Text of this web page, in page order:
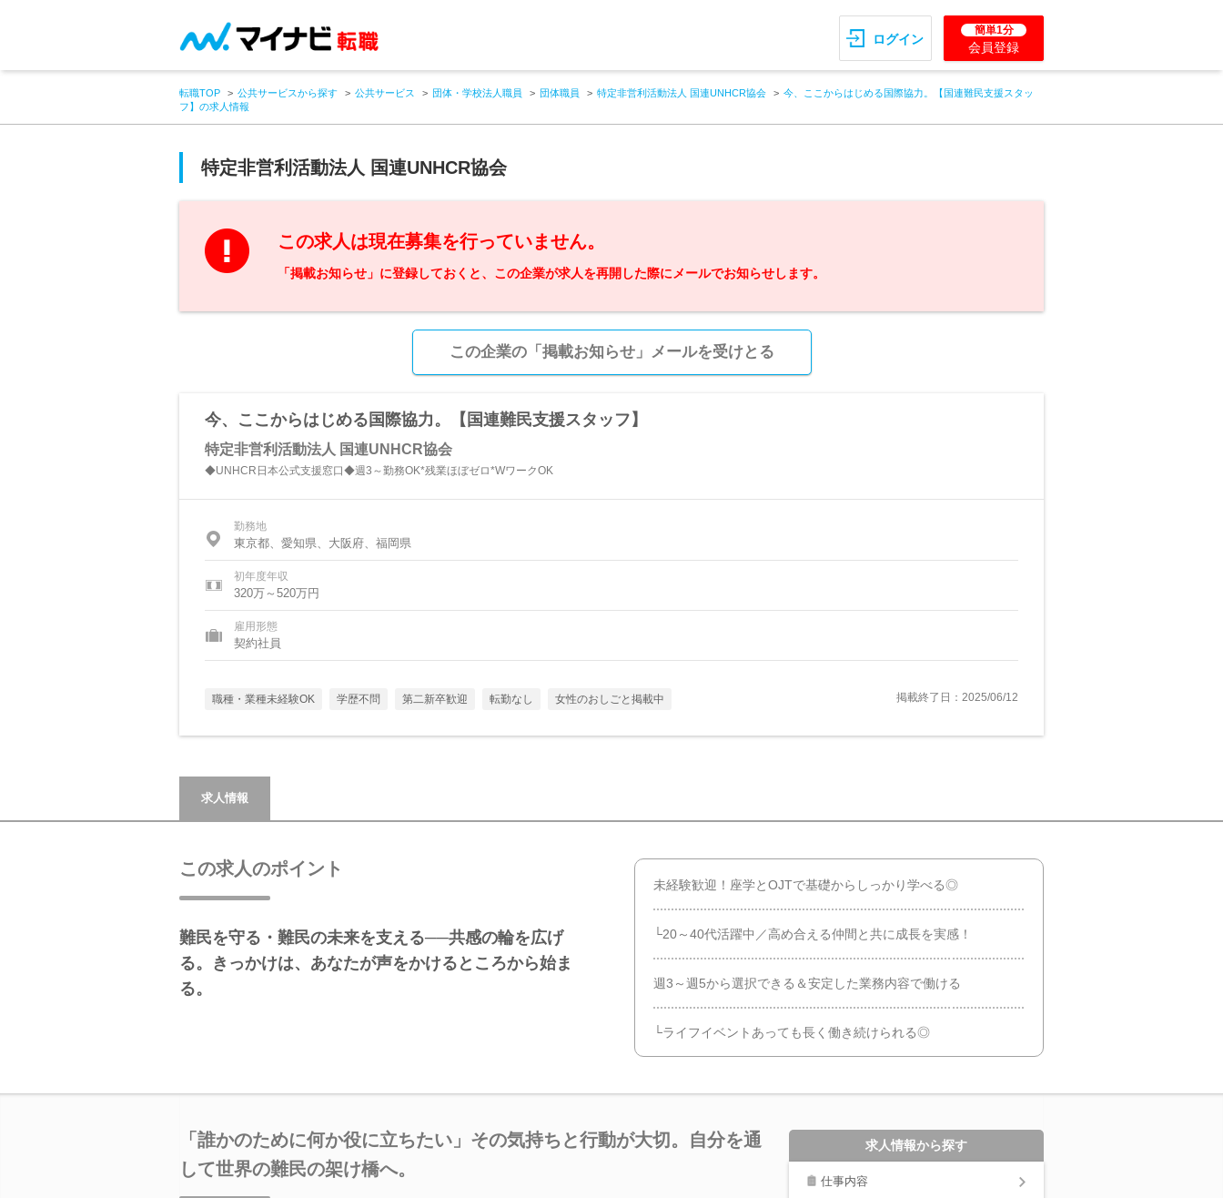
ログイン
簡単1分
会員登録
転職TOP 公共サービスから探す 公共サービス 団体・学校法人職員 団体職員 特定非営利活動法人 国連UNHCR協会
今、ここからはじめる国際協力。【国連難民支援スタッ
フ】の求人情報
特定非営利活動法人 国連UNHCR協会
この求人は現在募集を行っていません。
「掲載お知らせ」に登録しておくと、この企業が求人を再開した際にメールでお知らせします。
この企業の「掲載お知らせ」メールを受けとる
今、ここからはじめる国際協力。【国連難民支援スタッフ】
特定非営利活動法人 国連UNHCR協会
◆UNHCR日本公式支援窓口◆週3～勤務OK*残業ほぼゼロ*WワークOK
勤務地
東京都、愛知県、大阪府、福岡県
初年度年収
320万～520万円
雇用形態
契約社員
職種・業種未経験OK 学歴不問 第二新卒歓迎 転勤なし 女性のおしごと掲載中 掲載終了日：2025/06/12
求人情報
この求人のポイント
難民を守る・難民の未来を支える──共感の輪を広げ
る。きっかけは、あなたが声をかけるところから始ま
る。
未経験歓迎！座学とOJTで基礎からしっかり学べる◎
└20～40代活躍中／高め合える仲間と共に成長を実感！
週3～週5から選択できる＆安定した業務内容で働ける
└ライフイベントあっても長く働き続けられる◎
「誰かのために何か役に立ちたい」その気持ちと行動が大切。自分を通
して世界の難民の架け橋へ。
求人情報から探す
仕事内容